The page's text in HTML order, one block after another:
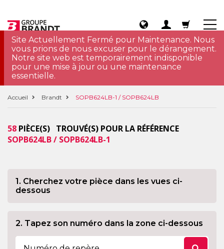
Site Actuellement Fermé pour Maintenance. Nous
vous prions de nous excuser pour le dérangement.
Notre site web est temporairement indisponible
pour une mise à jour ou une maintenance
essentielle.
Accueil Brandt SOPB624LB-1 / SOPB624LB
58 PIÈCE(S) TROUVÉ(S) POUR LA RÉFÉRENCE
SOPB624LB / SOPB624LB-1
1. Cherchez votre pièce dans les vues ci-
dessous
2. Tapez son numéro dans la zone ci-dessous